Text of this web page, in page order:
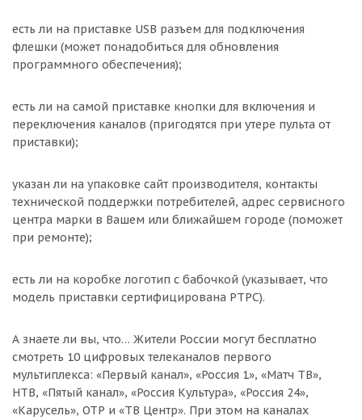
есть ли на приставке USB разъем для подключения
флешки (может понадобиться для обновления
программного обеспечения);
есть ли на самой приставке кнопки для включения и
переключения каналов (пригодятся при утере пульта от
приставки);
указан ли на упаковке сайт производителя, контакты
технической поддержки потребителей, адрес сервисного
центра марки в Вашем или ближайшем городе (поможет
при ремонте);
есть ли на коробке логотип с бабочкой (указывает, что
модель приставки сертифицирована РТРС).
А знаете ли вы, что… Жители России могут бесплатно
смотреть 10 цифровых телеканалов первого
мультиплекса: «Первый канал», «Россия 1», «Матч ТВ»,
НТВ, «Пятый канал», «Россия Культура», «Россия 24»,
«Карусель», ОТР и «ТВ Центр». При этом на каналах